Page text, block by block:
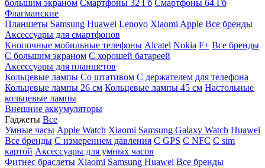
большим экраном Смартфоны 32 Гб Смартфоны 64 Гб
Флагманские
Планшеты Samsung Huawei Lenovo Xiaomi Apple Все бренды
Аксессуары для смартфонов
Кнопочные мобильные телефоны Alcatel Nokia F+ Все бренды
С большим экраном С хорошей батареей
Аксессуары для планшетов
Кольцевые лампы Со штативом C держателем для телефона
Кольцевые лампы 26 см Кольцевые лампы 45 см Настольные
кольцевые лампы
Внешние аккумуляторы
Гаджеты Все
Умные часы Apple Watch Xiaomi Samsung Galaxy Watch Huawei
Все бренды C измерением давления C GPS C NFC C sim
картой Аксессуары для умных часов
Фитнес браслеты Xiaomi Samsung Huawei Все бренды